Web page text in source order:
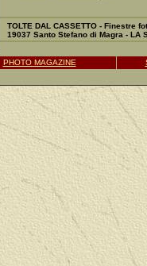
TOLTE DAL CASSETTO - Finestre
19037 Santo Stefano di Magra - LA
PHOTO MAGAZINE